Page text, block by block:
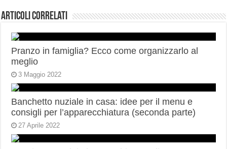
Articoli correlati
Pranzo in famiglia? Ecco come organizzarlo al
meglio
3 Maggio 2022
Banchetto nuziale in casa: idee per il menu e
consigli per l’apparecchiatura (seconda parte)
27 Aprile 2022